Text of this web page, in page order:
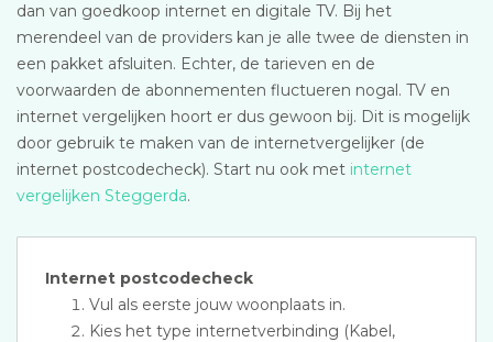
dan van goedkoop internet en digitale TV. Bij het
merendeel van de providers kan je alle twee de diensten in
een pakket afsluiten. Echter, de tarieven en de
voorwaarden de abonnementen fluctueren nogal. TV en
internet vergelijken hoort er dus gewoon bij. Dit is mogelijk
door gebruik te maken van de internetvergelijker (de
internet postcodecheck). Start nu ook met internet
vergelijken Steggerda.
Internet postcodecheck
Vul als eerste jouw woonplaats in.
Kies het type internetverbinding (Kabel,